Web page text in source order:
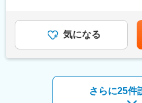
比率が高くグローバルに事業
への拡大と次世代モビリティ・
ジネスレベルであれば別途手当
をお持ちの方は英語力なくても
事業会社です。事業の歴史は
いるLPG用米国コーケン社製
始し、その後もメンテナンス
＞有＜残業手当＞有＜給与補
はあくまでも目安の金額であ
あります。月給(月額)は固定手
気になる
さらに25件